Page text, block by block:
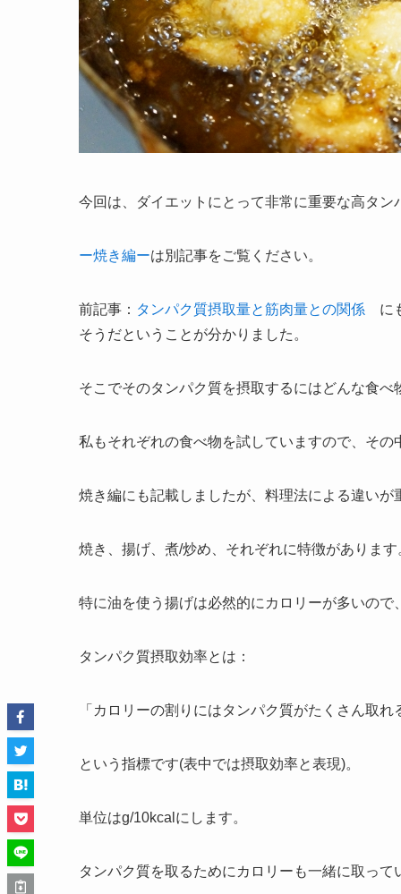
今回は、ダイエットにとって非常に重要な高タ
ー焼き編ーは別記事をご覧ください。
前記事： タンパク質摂取量と筋肉量との関係 に
そうだということが分かりました。
そこでそのタンパク質を摂取するにはどんな食
私もそれぞれの食べ物を試していますので、そ
焼き編にも記載しましたが、料理法による違いが
焼き、揚げ、煮/炒め、それぞれに特徴があります
特に油を使う揚げは必然的にカロリーが多いの
タンパク質摂取効率とは：
「カロリーの割りにはタンパク質がたくさん取れ
という指標です(表中では摂取効率と表現)。
単位はg/10kcalにします。
タンパク質を取るためにカロリーも一緒に取って